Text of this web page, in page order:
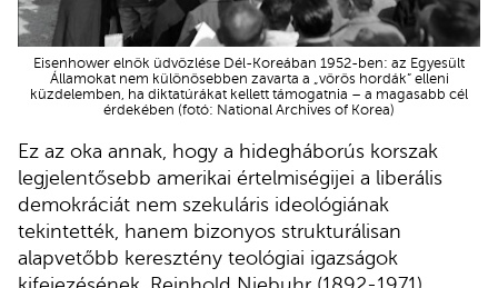
Eisenhower elnök üdvözlése Dél-Koreában 1952-ben: az Egyesült
Államokat nem különösebben zavarta a „vörös hordák” elleni
küzdelemben, ha diktatúrákat kellett támogatnia – a magasabb cél
érdekében (fotó: National Archives of Korea)
Ez az oka annak, hogy a hidegháborús korszak
legjelentősebb amerikai értelmiségijei a liberális
demokráciát nem szekuláris ideológiának
tekintették, hanem bizonyos strukturálisan
alapvetőbb keresztény teológiai igazságok